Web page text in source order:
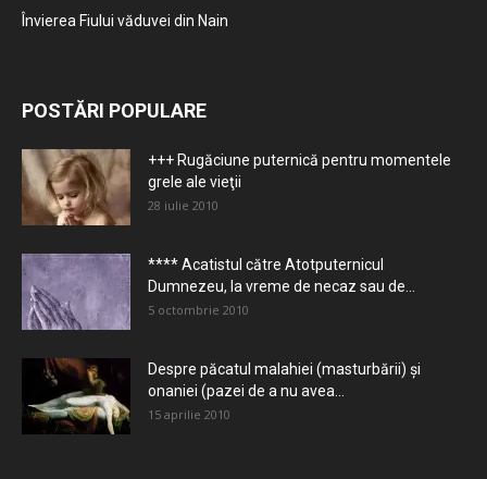
Învierea Fiului văduvei din Nain
POSTĂRI POPULARE
+++ Rugăciune puternică pentru momentele
grele ale vieţii
28 iulie 2010
**** Acatistul către Atotputernicul
Dumnezeu, la vreme de necaz sau de...
5 octombrie 2010
Despre păcatul malahiei (masturbării) şi
onaniei (pazei de a nu avea...
15 aprilie 2010